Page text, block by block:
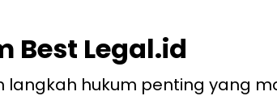
Best Legal.id
langkah hukum penting yang